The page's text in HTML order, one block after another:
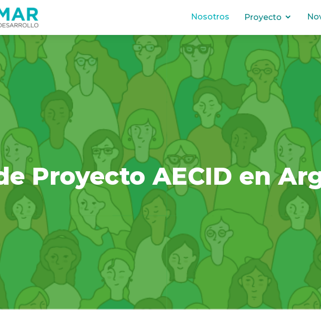
Nosotros Proyecto
Proyecto AECID en